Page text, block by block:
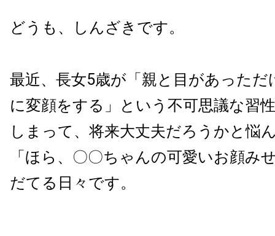
どうも、しんざきです。
最近、長女5歳が「親と目があっただ
に変顔をする」という不可思議な習
しまって、将来大丈夫だろうかと悩
「ほら、〇〇ちゃんの可愛いお顔み
だてる日々です。